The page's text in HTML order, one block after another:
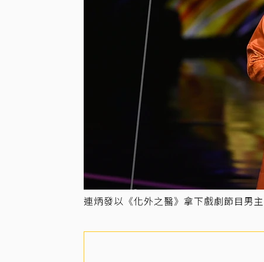
連炳發以《化外之醫》拿下戲劇節目男